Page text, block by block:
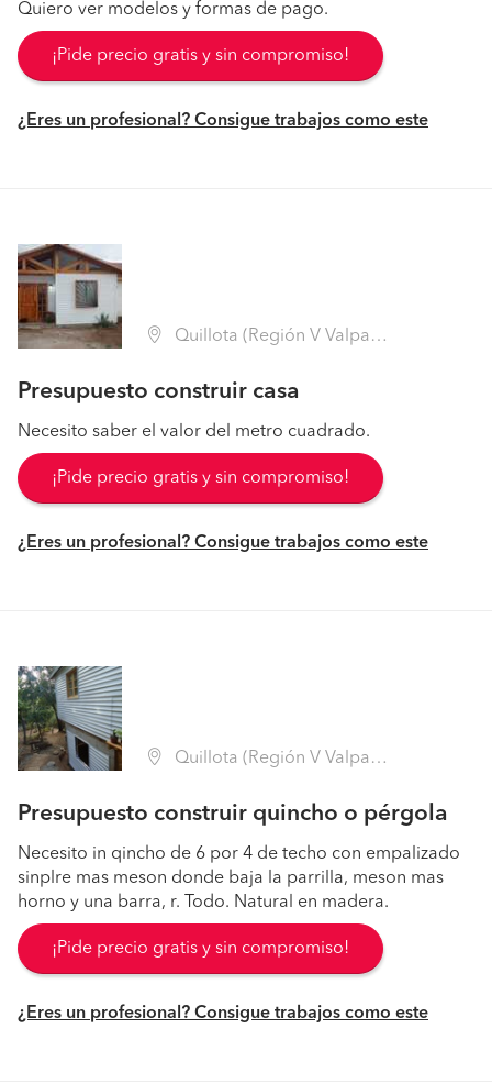
Quiero ver modelos y formas de pago.
¡Pide precio gratis y sin compromiso!
¿Eres un profesional? Consigue trabajos como este
Quillota (Región V Valparaíso - Quillota)
Presupuesto construir casa
Necesito saber el valor del metro cuadrado.
¡Pide precio gratis y sin compromiso!
¿Eres un profesional? Consigue trabajos como este
Quillota (Región V Valparaíso - Quillota)
Presupuesto construir quincho o pérgola
Necesito in qincho de 6 por 4 de techo con empalizado
sinplre mas meson donde baja la parrilla, meson mas
horno y una barra, r. Todo. Natural en madera.
¡Pide precio gratis y sin compromiso!
¿Eres un profesional? Consigue trabajos como este